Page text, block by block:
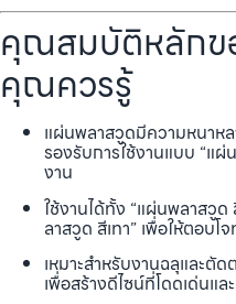
คุณสมบัติหลักข
คุณควรรู้
แผ่นพลาสวูดมีความหนาห
รองรับการใช้งานแบบ “แ
งาน
ใช้งานได้ทั้ง “แผ่นพลาสวูด
ลาสวูด สีเทา” เพื่อให้ตอบ
เหมาะสำหรับงานฉลุและตั
เพื่อสร้างดีไซน์ที่โดดเด่นแ